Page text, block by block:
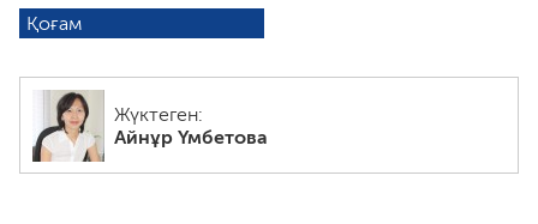
Қоғам
Жүктеген:
Айнұр Үмбетова